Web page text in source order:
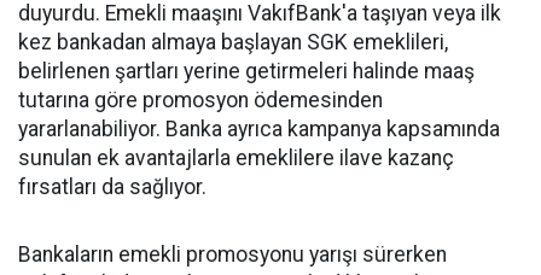
duyurdu. Emekli maaşını VakıfBank'a taşıyan veya ilk
kez bankadan almaya başlayan SGK emeklileri,
belirlenen şartları yerine getirmeleri halinde maaş
tutarına göre promosyon ödemesinden
yararlanabiliyor. Banka ayrıca kampanya kapsamında
sunulan ek avantajlarla emeklilere ilave kazanç
fırsatları da sağlıyor.
Bankaların emekli promosyonu yarışı sürerken